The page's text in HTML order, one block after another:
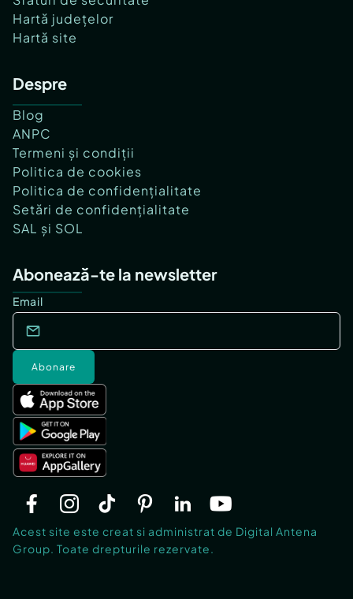
Hartă județelor
Hartă site
Despre
Blog
ANPC
Termeni și condiții
Politica de cookies
Politica de confidențialitate
Setări de confidențialitate
SAL și SOL
Abonează-te la newsletter
Email
Abonare
Acest site este creat si administrat de Digital Antena
Group. Toate drepturile rezervate.